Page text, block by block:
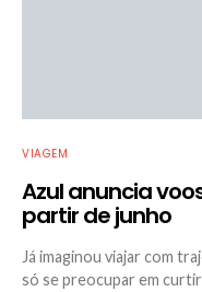
VIAGEM
Azul anuncia
partir de junho
Já imaginou viajar com
só se preocupar em